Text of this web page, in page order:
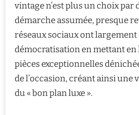
vintage n’est plus un choix par
démarche assumée, presque
réseaux sociaux ont
démocratisation en mettant en
pièces exceptionnelles
de l’occasion, créant ainsi
du « bon plan luxe ».